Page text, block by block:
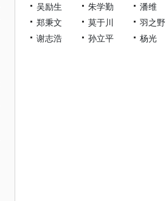
吴励生
朱学勤
潘维
郑秉文
莫于川
羽之野
谢志浩
孙立平 杨光